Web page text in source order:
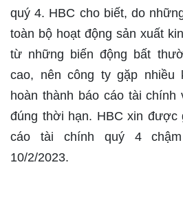
quý 4. HBC cho biết, do
toàn bộ hoạt động sản xuất
từ những biến động bất
cao, nên công ty gặp nhiều
hoàn thành báo cáo tài chính
đúng thời hạn. HBC xin được
cáo tài chính quý 4
10/2/2023.